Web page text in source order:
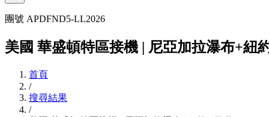
團號 APDFND5-LL2026
美國 華盛頓特區接機 | 尼亞加拉瀑布+紐
首頁
/
搜尋結果
/